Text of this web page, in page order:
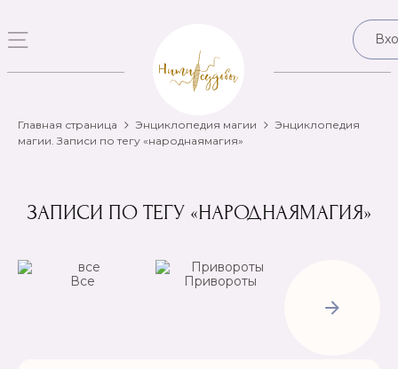
Главная страница Энциклопедия магии
Энциклопедия
магии. Записи по тегу «народнаямагия»
ЗАПИСИ ПО ТЕГУ «НАРОДНАЯМАГИЯ»
Все
Привороты
Рассорки